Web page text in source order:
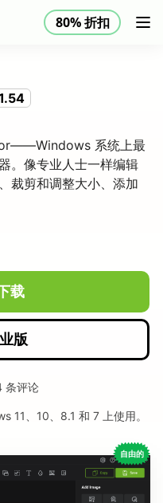
80% 折扣
CN
系统上最
。像专业人士一样编辑
裁剪和调整大小、添加
载
版
条评论
11、10、8.1 和 7 上使用。
自由的